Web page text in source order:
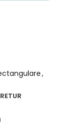
,
RETUR